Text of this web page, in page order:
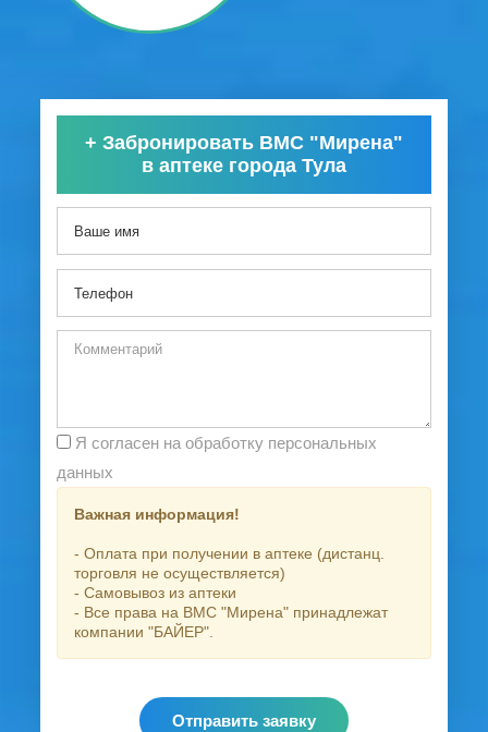
+ Забронировать ВМС "Мирена"
в аптеке города Тула
данных
Важная информация!
- Оплата при получении в аптеке (дистанц.
торговля не осуществляется)
- Самовывоз из аптеки
- Все права на ВМС "Мирена" принадлежат
компании "БАЙЕР".
Отправить заявку